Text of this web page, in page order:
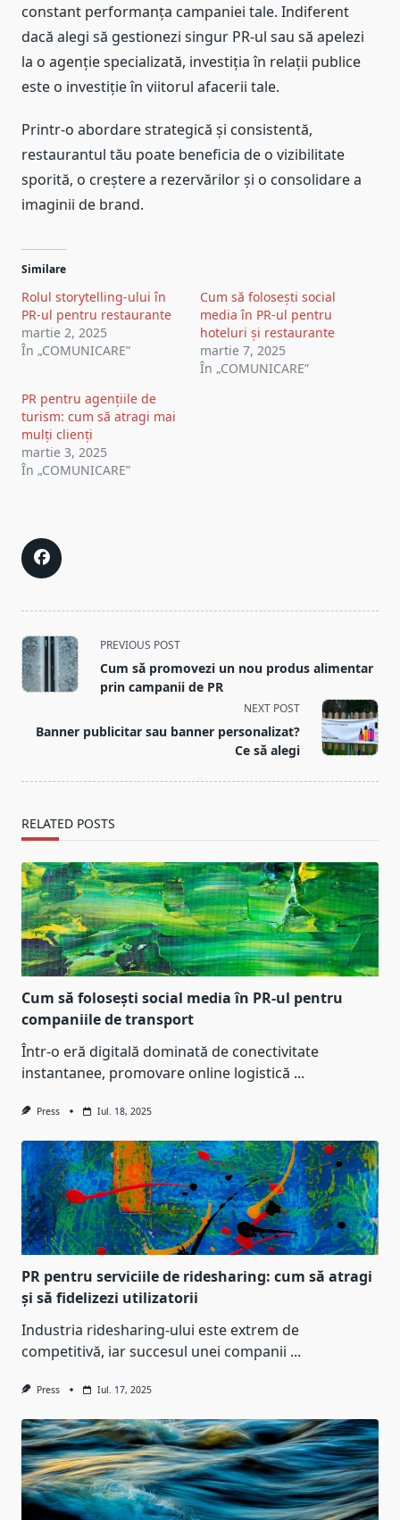
constant performanța campaniei tale. Indiferent
dacă alegi să gestionezi singur PR-ul sau să apelezi
la o agenție specializată, investiția în relații publice
este o investiție în viitorul afacerii tale.
Printr-o abordare strategică și consistentă,
restaurantul tău poate beneficia de o vizibilitate
sporită, o creștere a rezervărilor și o consolidare a
imaginii de brand.
Similare
Rolul storytelling-ului în
PR-ul pentru restaurante
martie 2, 2025
În „COMUNICARE”
Cum să folosești social
media în PR-ul pentru
hoteluri și restaurante
martie 7, 2025
În „COMUNICARE”
PR pentru agențiile de
turism: cum să atragi mai
mulți clienți
martie 3, 2025
În „COMUNICARE”
<span
class="nav-
subtitle
reader-
PREVIOUS POST
Cum să promovezi un nou produs alimentar
prin campanii de PR
NEXT POST
Banner publicitar sau banner personalizat?
Ce să alegi
RELATED POSTS
Cum să folosești social media în PR-ul pentru
companiile de transport
Într-o eră digitală dominată de conectivitate
instantanee, promovare online logistică ...
Press Iul. 18, 2025
PR pentru serviciile de ridesharing: cum să atragi
și să fidelizezi utilizatorii
Industria ridesharing-ului este extrem de
competitivă, iar succesul unei companii ...
Press Iul. 17, 2025